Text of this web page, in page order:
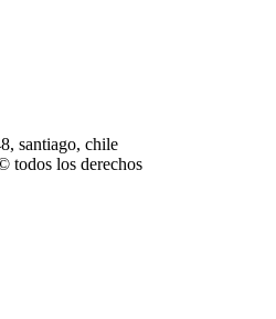
santiago, chile
todos los derechos